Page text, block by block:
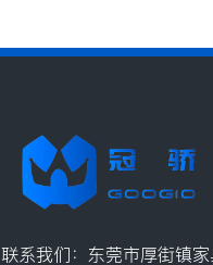
联系我们：东莞市厚街镇